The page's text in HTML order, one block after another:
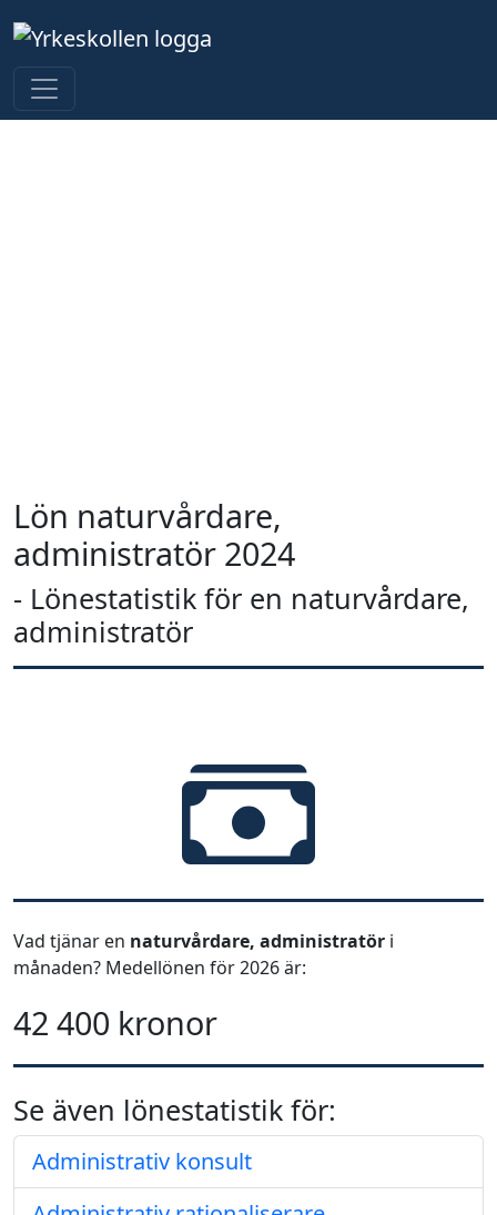
Lön naturvårdare,
administratör 2024
- Lönestatistik för en naturvårdare,
administratör
Vad tjänar en naturvårdare, administratör i
månaden? Medellönen för 2026 är:
42 400 kronor
Se även lönestatistik för:
Administrativ konsult